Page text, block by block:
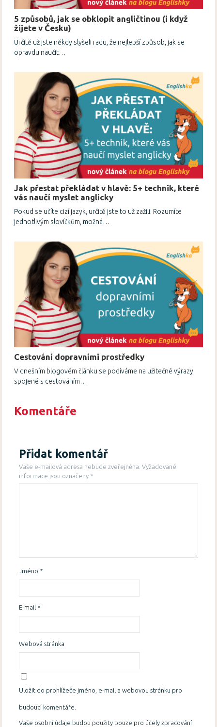
5 způsobů, jak se obklopit angličtinou (i když
žijete v Česku)
Určitě už jste někdy slyšeli radu, že nejlepší způsob, jak se
opravdu naučit…
Jak přestat překládat v hlavě: 5+ technik, které
vás naučí myslet anglicky
Pokud se učíte cizí jazyk, určitě jste to už zažili. Rozumíte
jednotlivým slovíčkům, možná…
Cestování dopravními prostředky
V dnešním blogovém článku se podíváme na užitečné výrazy
spojené s cestováním…
Komentáře
Přidat komentář
Vaše e-mailová adresa nebude zveřejněna. Vyžadované
informace jsou označeny *
Jméno *
E-mail *
Webová stránka
Uložit do prohlížeče jméno, e-mail a webovou stránku pro
budoucí komentáře.
Vaše osobní údaje budou použity pouze pro účely zpracování